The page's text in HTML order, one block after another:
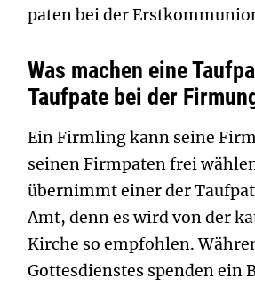
paten bei der
Was machen eine
Taufpate bei der
Ein Firmling kann seine
seinen Firmpaten frei
übernimmt einer der
Amt, denn es wird von der
Kirche so empfohlen.
Gottesdienstes spenden ein